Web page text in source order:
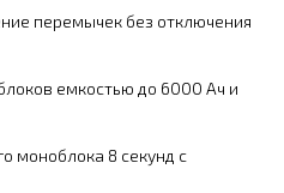
перемычек без отключения
емкостью до 6000 Aч и
моноблока 8 секунд с